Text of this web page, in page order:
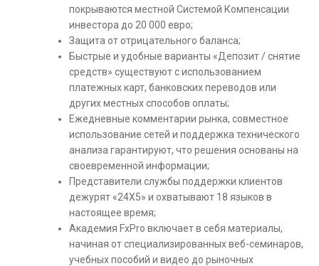
покрываются местной Системой Компенсации
инвестора до 20 000 евро;
Защита от отрицательного баланса;
Быстрые и удобные варианты «Депозит / снятие
средств» существуют с использованием
платежных карт, банковских переводов или
других местных способов оплаты;
Ежедневные комментарии рынка, совместное
использование сетей и поддержка технического
анализа гарантируют, что решения основаны на
своевременной информации;
Представители службы поддержки клиентов
дежурят «24X5» и охватывают 18 языков в
настоящее время;
Академия FxPro включает в себя материалы,
начиная от специализированных веб-семинаров,
учебных пособий и видео до рыночных